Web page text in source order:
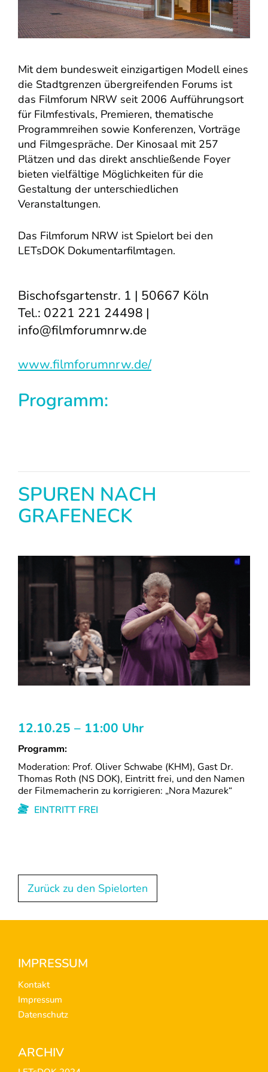
Mit dem bundesweit einzigartigen Modell eines
die Stadtgrenzen übergreifenden Forums ist
das Filmforum NRW seit 2006 Aufführungsort
für Filmfestivals, Premieren, thematische
Programmreihen sowie Konferenzen, Vorträge
und Filmgespräche. Der Kinosaal mit 257
Plätzen und das direkt anschließende Foyer
bieten vielfältige Möglichkeiten für die
Gestaltung der unterschiedlichen
Veranstaltungen.
Das Filmforum NRW ist Spielort bei den
LETsDOK Dokumentarfilmtagen.
Bischofsgartenstr. 1 | 50667 Köln
Tel.: 0221 221 24498 |
info@filmforumnrw.de
www.filmforumnrw.de/
Programm:
SPUREN NACH
GRAFENECK
12.10.25 – 11:00 Uhr
Programm:
Moderation: Prof. Oliver Schwabe (KHM), Gast Dr.
Thomas Roth (NS DOK), Eintritt frei, und den Namen
der Filmemacherin zu korrigieren: „Nora Mazurek“
EINTRITT FREI
Zurück zu den Spielorten
Footer
IMPRESSUM
Kontakt
Impressum
Datenschutz
ARCHIV